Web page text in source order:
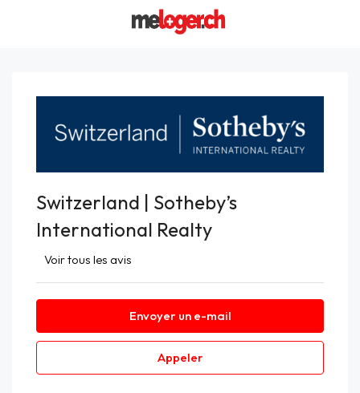
Switzerland | Sotheby’s
International Realty
Voir tous les avis
Envoyer un e-mail
Appeler